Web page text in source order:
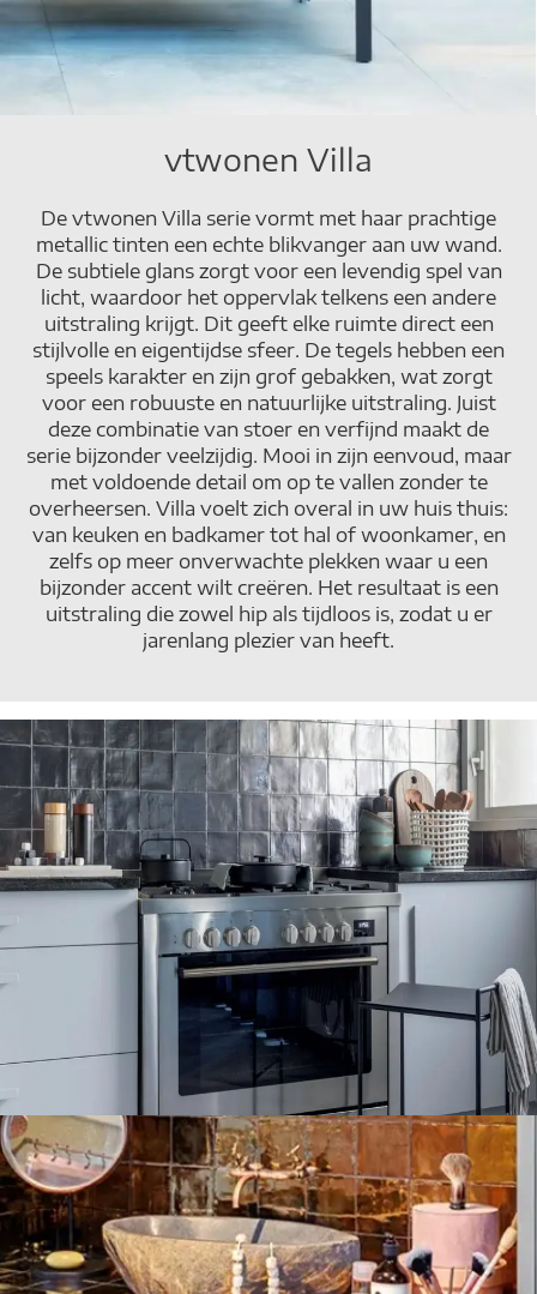
vtwonen Villa
De vtwonen Villa serie vormt met haar prachtige
metallic tinten een echte blikvanger aan uw wand.
De subtiele glans zorgt voor een levendig spel van
licht, waardoor het oppervlak telkens een andere
uitstraling krijgt. Dit geeft elke ruimte direct een
stijlvolle en eigentijdse sfeer. De tegels hebben een
speels karakter en zijn grof gebakken, wat zorgt
voor een robuuste en natuurlijke uitstraling. Juist
deze combinatie van stoer en verfijnd maakt de
serie bijzonder veelzijdig. Mooi in zijn eenvoud, maar
met voldoende detail om op te vallen zonder te
overheersen. Villa voelt zich overal in uw huis thuis:
van keuken en badkamer tot hal of woonkamer, en
zelfs op meer onverwachte plekken waar u een
bijzonder accent wilt creëren. Het resultaat is een
uitstraling die zowel hip als tijdloos is, zodat u er
jarenlang plezier van heeft.